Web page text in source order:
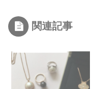
関連記事